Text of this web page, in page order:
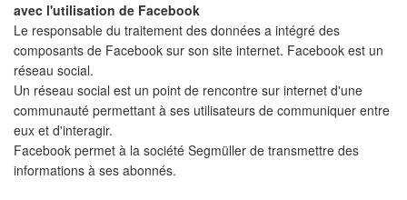
avec l'utilisation de Facebook
Le responsable du traitement des données a intégré des
composants de Facebook sur son site internet. Facebook est un
réseau social.
Un réseau social est un point de rencontre sur internet d'une
communauté permettant à ses utilisateurs de communiquer entre
eux et d'interagir.
Facebook permet à la société Segmüller de transmettre des
informations à ses abonnés.